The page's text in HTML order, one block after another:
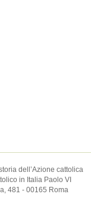
dell’Azione cattolica
in Italia Paolo VI
481 - 00165 Roma